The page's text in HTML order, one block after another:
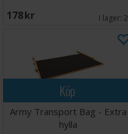
178 SEK I lager: 2
Köp
Army Transport Bag - Extra
hylla